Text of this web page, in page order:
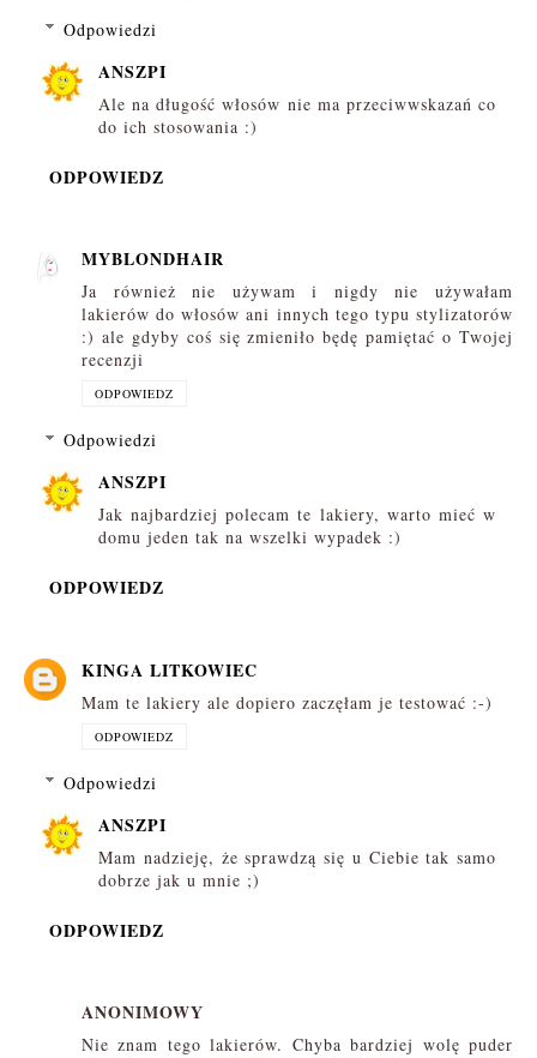
Odpowiedzi
ANSZPI
Ale na długość włosów nie ma przeciwwskazań co
do ich stosowania :)
ODPOWIEDZ
MYBLONDHAIR
Ja również nie używam i nigdy nie używałam
lakierów do włosów ani innych tego typu stylizatorów
:) ale gdyby coś się zmieniło będę pamiętać o Twojej
recenzji
ODPOWIEDZ
Odpowiedzi
ANSZPI
Jak najbardziej polecam te lakiery, warto mieć w
domu jeden tak na wszelki wypadek :)
ODPOWIEDZ
KINGA LITKOWIEC
Mam te lakiery ale dopiero zaczęłam je testować :-)
ODPOWIEDZ
Odpowiedzi
ANSZPI
Mam nadzieję, że sprawdzą się u Ciebie tak samo
dobrze jak u mnie ;)
ODPOWIEDZ
ANONIMOWY
Nie znam tego lakierów. Chyba bardziej wolę puder